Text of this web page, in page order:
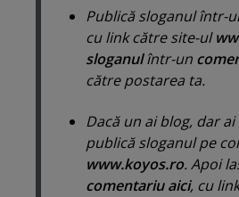
Publică sloganul într-
cu link către site-ul
sloganulîntr-un
către postarea ta.
Dacă un ai blog, dar
publică sloganul pe
www.koyos.ro. Apoi
comentariu aici, cu